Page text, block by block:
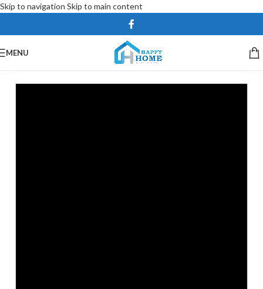
Skip to navigation Skip to main content
MENU